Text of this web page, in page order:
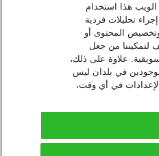
الويب هذا استخدام
تحليلات فردية
وتخصيص المحتوى أو
لتمكيننا من جعل
علاوة على ذلك،
في بلدان ليس
في أي وقت،